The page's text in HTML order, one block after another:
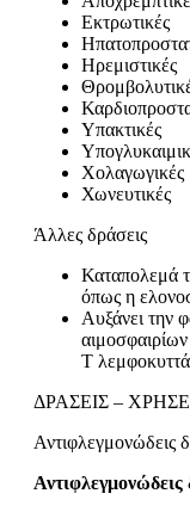
Εκτρωτικές
Ηρεμιστικές
Υπακτικές
Χολαγωγικές
Χωνευτικές
Άλλες δράσεις
Καταπολεμά
όπως η
Αυξάνει την
T
ΔΡΑΣΕΙΣ –
Αντιφλεγμονώδεις